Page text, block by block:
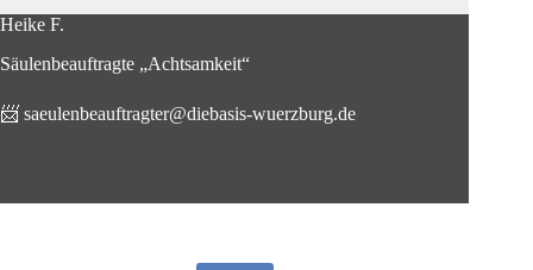
Heike F.
Säulenbeauftragte „Achtsamkeit“
📨 saeulenbeauftragter@diebasis-wuerzburg.de